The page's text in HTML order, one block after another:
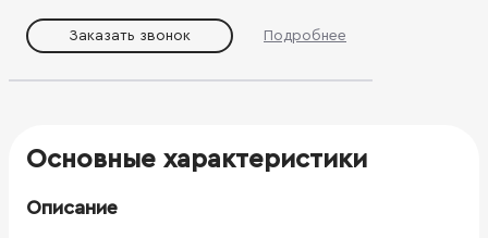
Заказать звонок Подробнее
Основные характеристики
Описание